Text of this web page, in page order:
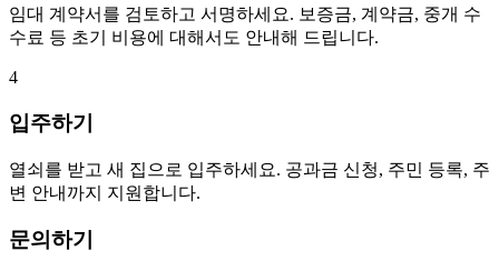
임대 계약서를 검토하고 서명하세요. 보증금, 계약금, 중개 수
수료 등 초기 비용에 대해서도 안내해 드립니다.
4
입주하기
열쇠를 받고 새 집으로 입주하세요. 공과금 신청, 주민 등록, 주
변 안내까지 지원합니다.
문의하기